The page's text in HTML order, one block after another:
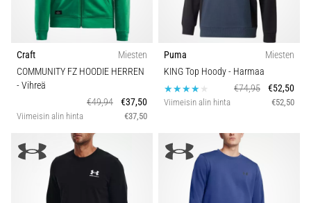
Craft
Miesten
COMMUNITY FZ HOODIE HERREN
- Vihreä
€49,94
€37,50
Viimeisin alin hinta €37,50
Puma
Miesten
KING Top Hoody- Harmaa
€74,95
€52,50
Viimeisin alin hinta €52,50